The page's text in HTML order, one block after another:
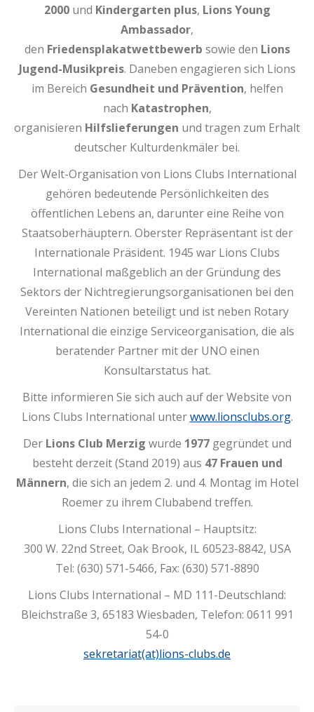
2000und Kindergarten plus, Lions Young
Ambassador,
den Friedensplakatwettbewerb sowie den Lions
Jugend-Musikpreis. Daneben engagieren sich Lions
im Bereich Gesundheit und Prävention, helfen
nach Katastrophen,
organisieren Hilfslieferungen und tragen zum Erhalt
deutscher Kulturdenkmäler bei.
Der Welt-Organisation von Lions Clubs International
gehören bedeutende Persönlichkeiten des
öffentlichen Lebens an, darunter eine Reihe von
Staatsoberhäuptern. Oberster Repräsentant ist der
Internationale Präsident. 1945 war Lions Clubs
International maßgeblich an der Gründung des
Sektors der Nichtregierungsorganisationen bei den
Vereinten Nationen beteiligt und ist neben Rotary
International die einzige Serviceorganisation, die als
beratender Partner mit der UNO einen
Konsultarstatus hat.
Bitte informieren Sie sich auch auf der Website von
Lions Clubs International unterwww.lionsclubs.org.
Der Lions Club Merzig wurde 1977gegründet und
besteht derzeit (Stand 2019) aus 47 Frauen und
Männern, die sich an jedem 2. und 4. Montag im Hotel
Roemer zu ihrem Clubabend treffen.
Lions Clubs International – Hauptsitz:
300 W. 22nd Street, Oak Brook, IL 60523-8842, USA
Tel: (630) 571-5466, Fax: (630) 571-8890
Lions Clubs International – MD 111-Deutschland:
Bleichstraße 3, 65183 Wiesbaden, Telefon: 0611 991
54-0
sekretariat(at)lions-clubs.de